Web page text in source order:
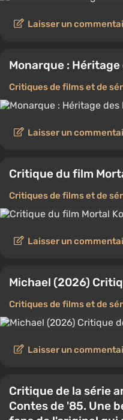
Laisser un
Monarque :
Critiques de films et de
Laisser un
Critique du film
Critiques de films et de
Laisser un
Michael (2026)
Critiques de films et de
Laisser un
Critique de la série
Contes de '85. Une